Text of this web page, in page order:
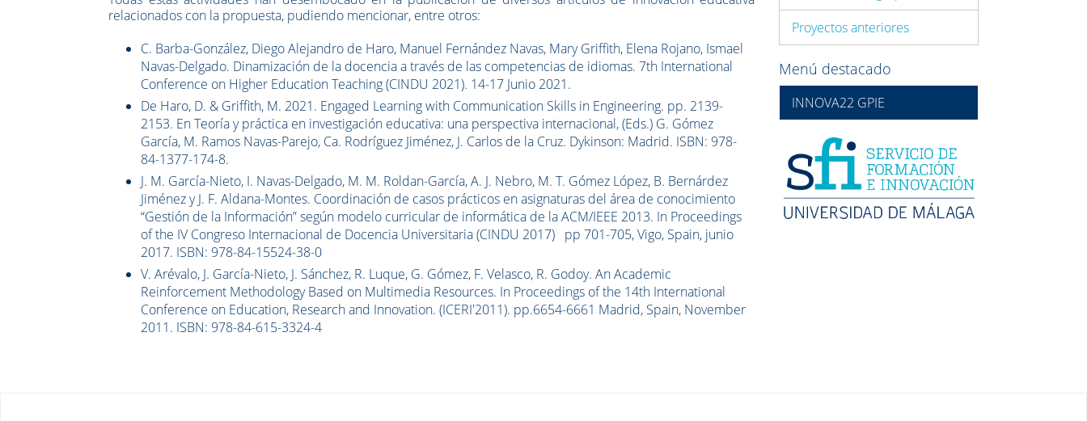
relacionados con la propuesta, pudiendo mencionar, entre otros:
C. Barba-González, Diego Alejandro de Haro, Manuel Fernández Navas, Mary Griffith, Elena Rojano, Ismael
Navas-Delgado. Dinamización de la docencia a través de las competencias de idiomas. 7th International
Conference on Higher Education Teaching (CINDU 2021). 14-17 Junio 2021.
De Haro, D. & Griffith, M. 2021. Engaged Learning with Communication Skills in Engineering. pp. 2139-
2153. En Teoría y práctica en investigación educativa: una perspectiva internacional, (Eds.) G. Gómez
García, M. Ramos Navas-Parejo, Ca. Rodríguez Jiménez, J. Carlos de la Cruz. Dykinson: Madrid. ISBN: 978-
84-1377-174-8.
J. M. García-Nieto, I. Navas-Delgado, M. M. Roldan-García, A. J. Nebro, M. T. Gómez López, B. Bernárdez
Jiménez y J. F. Aldana-Montes. Coordinación de casos prácticos en asignaturas del área de conocimiento
“Gestión de la Información” según modelo curricular de informática de la ACM/IEEE 2013. In Proceedings
of the IV Congreso Internacional de Docencia Universitaria (CINDU 2017) pp 701-705, Vigo, Spain, junio
2017. ISBN: 978-84-15524-38-0
V. Arévalo, J. García-Nieto, J. Sánchez, R. Luque, G. Gómez, F. Velasco, R. Godoy. An Academic
Reinforcement Methodology Based on Multimedia Resources. In Proceedings of the 14th International
Conference on Education, Research and Innovation. (ICERI'2011). pp.6654-6661 Madrid, Spain, November
2011. ISBN: 978-84-615-3324-4
Proyectos anteriores
Menú destacado
INNOVA22 GPIE